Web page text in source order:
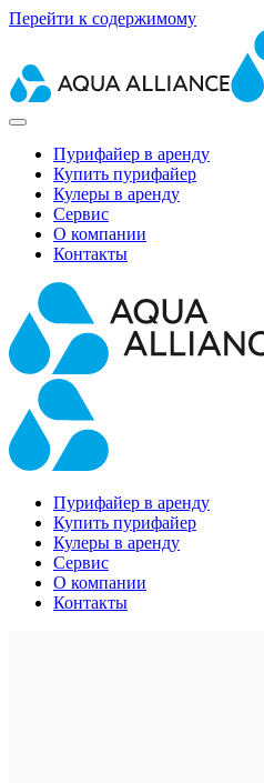
Перейти к содержимому
Пурифайер в аренду
Купить пурифайер
Кулеры в аренду
Сервис
О компании
Контакты
Пурифайер в аренду
Купить пурифайер
Кулеры в аренду
Сервис
О компании
Контакты